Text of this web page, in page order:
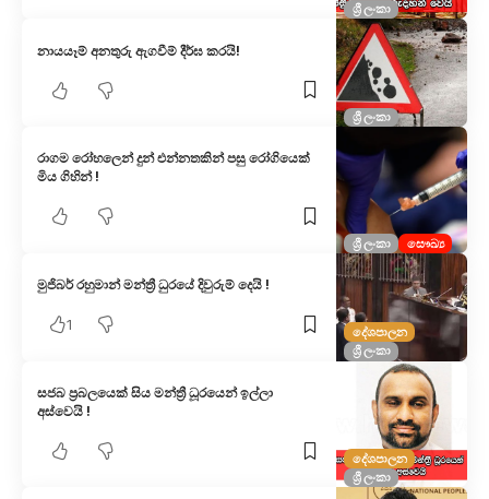
ශ්‍රී ලංකා
ශ්‍රී ලංකා
නායයෑම් අනතුරු ඇගවීම් දීර්ඝ කරයි!
ශ්‍රී ලංකා සෞඛ්‍ය
රාගම රෝහලෙන් දුන් එන්නතකින් පසු රෝගියෙක්
මිය ගිහින් !
දේශපාලන
ශ්‍රී ලංකා
මුජිබර් රහුමාන් මන්ත්‍රී ධුරයේ දිවුරුම් දෙයි !
1
දේශපාලන
ශ්‍රී ලංකා
සජබ ප්‍රබලයෙක් සිය මන්ත්‍රී ධූරයෙන් ඉල්ලා
අස්වෙයි !